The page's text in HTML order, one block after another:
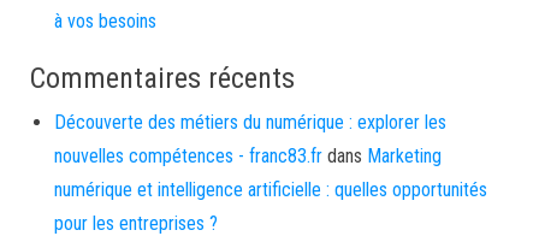
à vos besoins
Commentaires récents
Découverte des métiers du numérique : explorer les
nouvelles compétences - franc83.fr dans Marketing
numérique et intelligence artificielle : quelles opportunités
pour les entreprises ?